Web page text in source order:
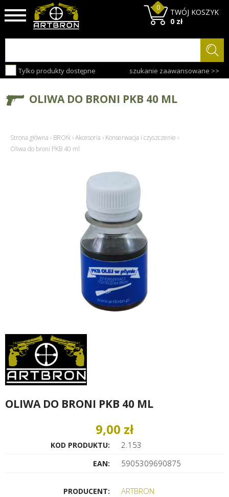
Tylko produkty dostępne szukanie zaawansowane >>
TWÓJ KOSZYK
0
0 zł
OLIWA DO BRONI PKB 40 ML
Strona główna › BROŃ ›Akcesoria › Konserwacja i czyszczenie ›
Oliwa do broni PKB 40 ml
OLIWA DO BRONI PKB 40 ML
9,00 zł
KOD PRODUKTU: 2.153
EAN: 5905309690875
PRODUCENT: ARTBRON